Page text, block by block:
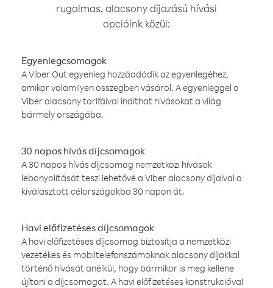
rugalmas, alacsony díjazású hívási
opcióink közül:
Egyenlegcsomagok
A Viber Out egyenleg hozzáadódik az egyenlegéhez,
amikor valamilyen összegben vásárol. A egyenleggel a
Viber alacsony tarifáival indíthat hívásokat a világ
bármely országába.
30 napos hívás díjcsomagok
A 30 napos hívás díjcsomag nemzetközi hívások
lebonyolítását teszi lehetővé a Viber alacsony díjaival a
kiválasztott célországokba 30 napon át.
Havi előfizetéses díjcsomagok
A havi előfizetéses díjcsomag biztosítja a nemzetközi
vezetékes és mobiltelefonszámoknak alacsony díjakkal
történő hívását anélkül, hogy bármikor is meg kellene
újítani a díjcsomagot. A havi előfizetéses konstrukcióval